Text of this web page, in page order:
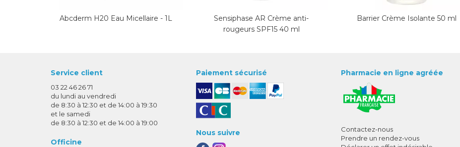
Abcderm H20 Eau Micellaire - 1L
Sensiphase AR Crème anti-
rougeurs SPF15 40 ml
Barrier Crème Isolante 50 ml
Service client
03 22 46 26 71
du lundi au vendredi
de 8:30 à 12:30 et de 14:00 à 19:30
et le samedi
de 8:30 à 12:30 et de 14:00 à 19:00
Officine
Paiement sécurisé
Nous suivre
Pharmacie en ligne agréée
Contactez-nous
Prendre un rendez-vous